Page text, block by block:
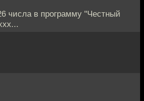
числа в программу "Честный